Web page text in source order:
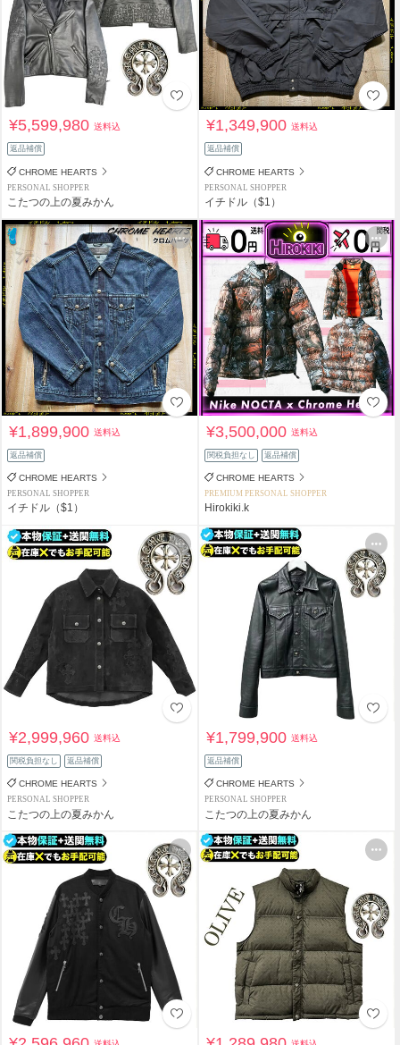
¥5,599,980送料込
返品補償
CHROME HEARTS
PERSONAL SHOPPER
こたつの上の夏みかん
¥1,349,900送料込
返品補償
CHROME HEARTS
PERSONAL SHOPPER
イチドル（$1）
¥1,899,900送料込
返品補償
CHROME HEARTS
PERSONAL SHOPPER
イチドル（$1）
¥3,500,000送料込
関税負担なし 返品補償
CHROME HEARTS
PREMIUM PERSONAL SHOPPER
Hirokiki.k
¥2,999,960送料込
関税負担なし 返品補償
CHROME HEARTS
PERSONAL SHOPPER
こたつの上の夏みかん
¥1,799,900送料込
返品補償
CHROME HEARTS
PERSONAL SHOPPER
こたつの上の夏みかん